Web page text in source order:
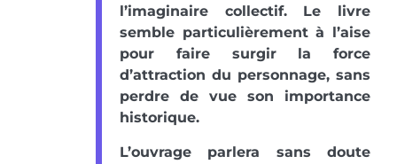
l’imaginaire collectif. Le livre
semble particulièrement à l’aise
pour faire surgir la force
d’attraction du personnage, sans
perdre de vue son importance
historique.
L’ouvrage parlera sans doute